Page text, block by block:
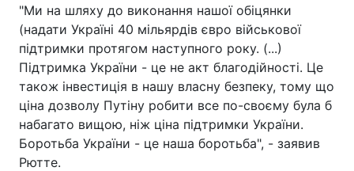
"Ми на шляху до виконання нашої обіцянки
(надати Україні 40 мільярдів євро військової
підтримки протягом наступного року. (...)
Підтримка України - це не акт благодійності. Це
також інвестиція в нашу власну безпеку, тому що
ціна дозволу Путіну робити все по-своєму була б
набагато вищою, ніж ціна підтримки України.
Боротьба України - це наша боротьба", - заявив
Рютте.